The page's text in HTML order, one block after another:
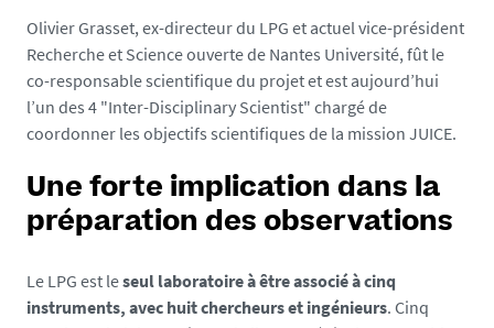
d
i
a
s
/
p
h
o
o
/
Olivier Grasset, ex-directeur du LPG et actuel vice-président
Recherche et Science ouverte de Nantes Université, fût le
co-responsable scientifique du projet et est aujourd’hui
l’un des 4 "Inter-Disciplinary Scientist" chargé de
coordonner les objectifs scientifiques de la mission JUICE.
Une forte implication dans la
préparation des observations
Le LPG est leseul laboratoire à être associé à cinq
instruments, avec huit chercheurs et ingénieurs. Cinq